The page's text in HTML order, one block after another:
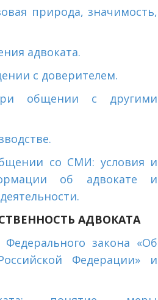
природа, значимость,
адвоката.
с доверителем.
общении с другими
со СМИ: условия и
об адвокате и
АДВОКАТА
закона «Об
Федерации» и